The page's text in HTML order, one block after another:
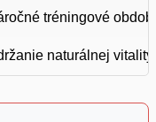
tréningové
naturálnej